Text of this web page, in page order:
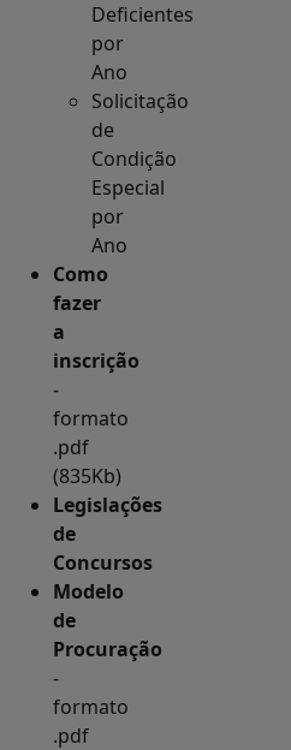
Deficientes
por
Ano
Solicitação
de
Condição
Especial
por
Ano
Como
fazer
a
inscrição
-
formato
.pdf
(835Kb)
Legislações
de
Concursos
Modelo
de
Procuração
-
formato
.pdf